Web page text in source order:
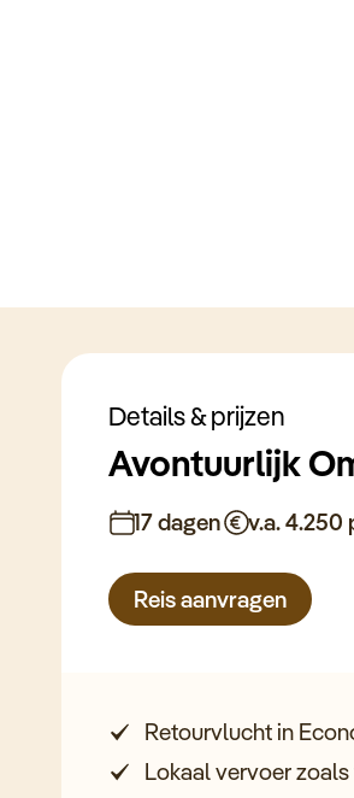
Details & prijzen
Avontuurlijk
17 dagen v.a. 4.250
Reis aanvragen
Retourvlucht in
Lokaal vervoer